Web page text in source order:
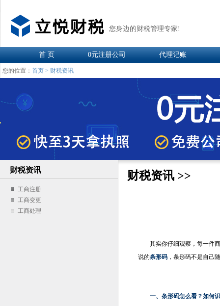
您身边的财税管理专家!
首 页 0元注册公司 代理记账
您的位置： 首页 > 财税资讯
财税资讯
工商注册
工商变更
工商处理
财税资讯 >>
其实你仔细观察，每一件
说的条形码 ，条形码不是自己
一、条形码怎么看？如何